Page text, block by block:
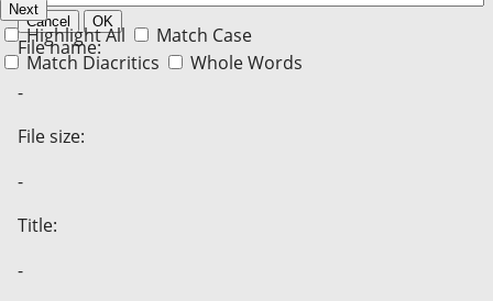
Next
Highlight All
Match Case
Match Diacritics
Whole Words
Cancel OK
File name:
-
File size:
-
Title:
-